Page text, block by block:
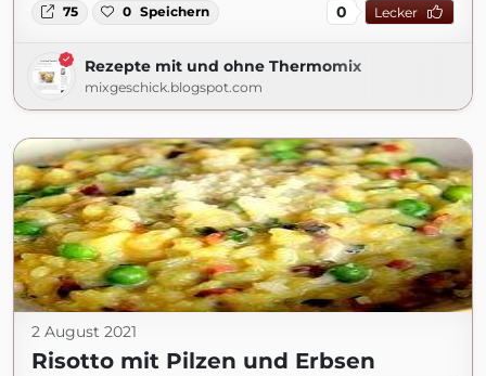
75 0 Speichern 0 Lecker
Rezepte mit und ohne Thermomix
mixgeschick.blogspot.com
2 August 2021
Risotto mit Pilzen und Erbsen